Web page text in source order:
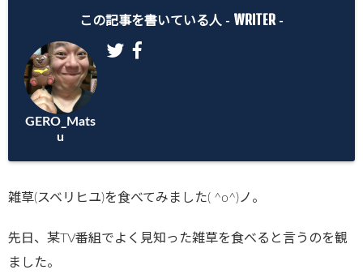
この記事を書いている人 - WRITER -
GERO_Mats
u
雑草(スベリヒユ)を食べてみました( ^o^)ノ。
先日、某TV番組でよく見知った雑草を食べると言うのを観
ました。